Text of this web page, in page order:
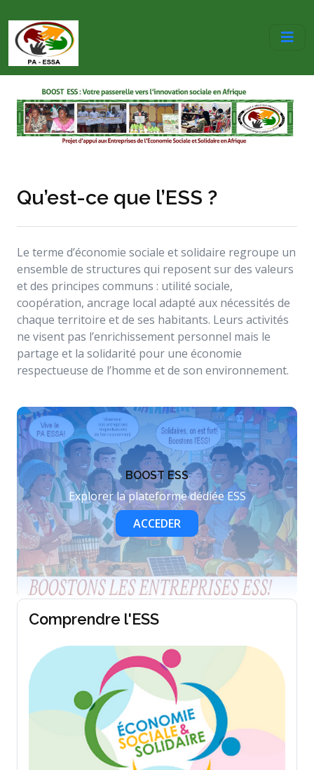
Qu’est-ce que l’ESS ?
Le terme d’économie sociale et solidaire regroupe un
ensemble de structures qui reposent sur des valeurs
et des principes communs : utilité sociale,
coopération, ancrage local adapté aux nécessités de
chaque territoire et de ses habitants. Leurs activités
ne visent pas l’enrichissement personnel mais le
partage et la solidarité pour une économie
respectueuse de l’homme et de son environnement.
BOOST ESS
Explorer la plateforme dédiée ESS
ACCEDER
Comprendre l'ESS